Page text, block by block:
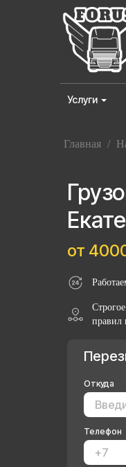
Услуги
Главная /
от
правил
Откуда
Телефон